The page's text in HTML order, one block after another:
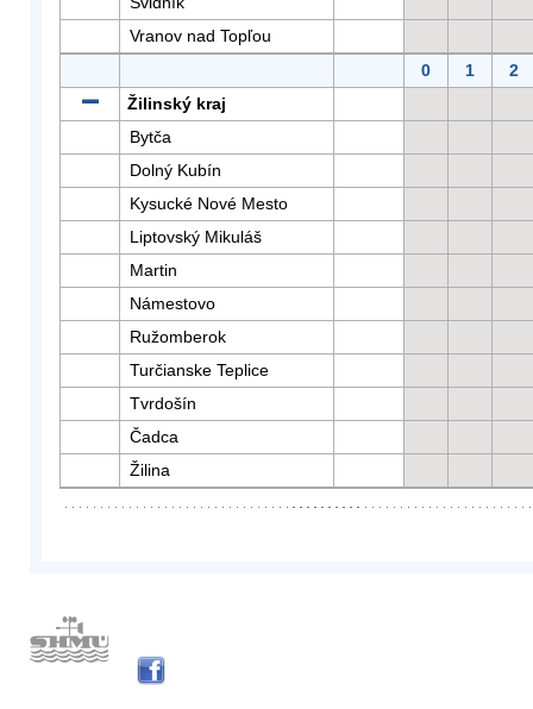
Vranov nad Topľou
0
1
2
Žilinský kraj
Bytča
Dolný Kubín
Kysucké Nové Mesto
Liptovský Mikuláš
Martin
Námestovo
Ružomberok
Turčianske Teplice
Tvrdošín
Čadca
Žilina